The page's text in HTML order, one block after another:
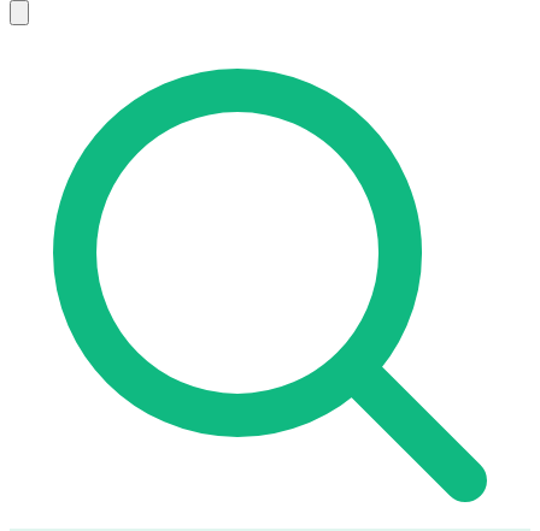
SEO-Beratung Linkaufbau
Beratung
SEO-Mentoring
So funktioniert es
Sprache
🇪🇸 ES
🇬🇧 EN 🇮🇹 IT